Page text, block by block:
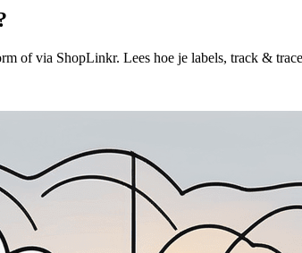
of via ShopLinkr. Lees hoe je labels, track &